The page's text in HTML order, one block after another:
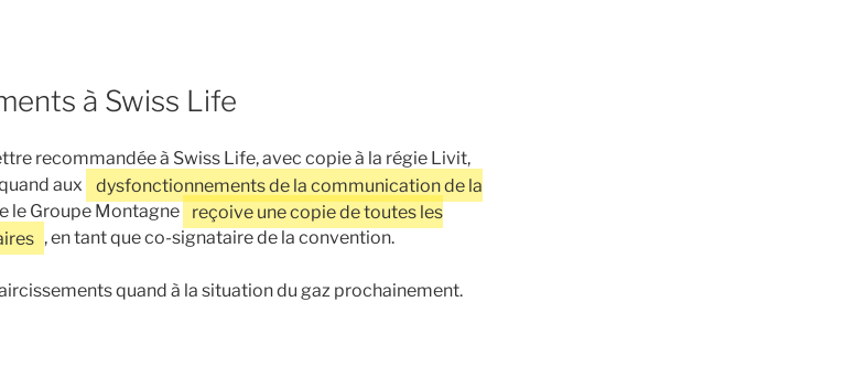
à Swiss Life
recommandée à Swiss Life, avec copie à la régie Livit,
aux
dysfonctionnements de la communication de la
le Groupe Montagne
reçoive une copie de toutes les
, en tant que co-signataire de la convention.
quand à la situation du gaz prochainement.